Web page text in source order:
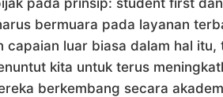
pada prinsip: student first
bermuara pada layanan
capaian luar biasa dalam hal
kita untuk terus
berkembang secara